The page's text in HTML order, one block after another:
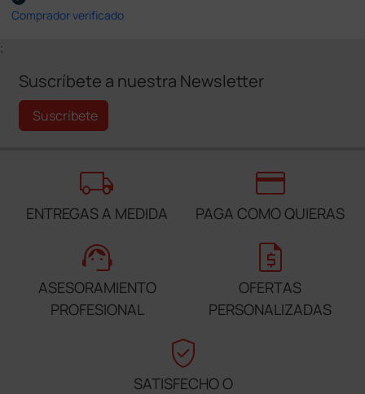
Comprador verificado
;
Suscríbete a nuestra Newsletter
Suscríbete
local_shipping
ENTREGAS A MEDIDA
credit_card
PAGA COMO QUIERAS
support_agent
ASESORAMIENTO
PROFESIONAL
request_quote
OFERTAS
PERSONALIZADAS
verified_user
SATISFECHO O